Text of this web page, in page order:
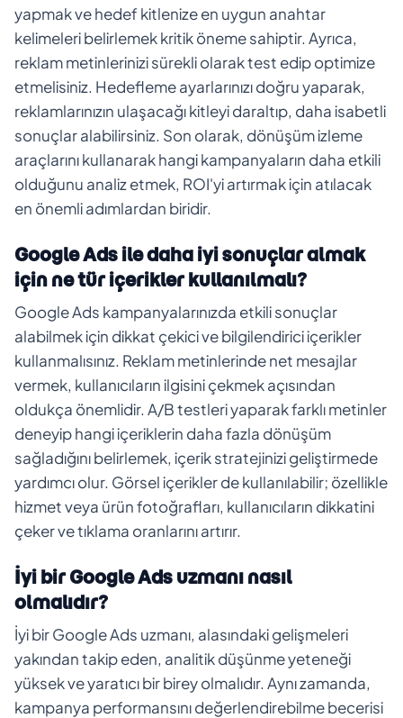
yapmak ve hedef kitlenize en uygun anahtar
kelimeleri belirlemek kritik öneme sahiptir. Ayrıca,
reklam metinlerinizi sürekli olarak test edip optimize
etmelisiniz. Hedefleme ayarlarınızı doğru yaparak,
reklamlarınızın ulaşacağı kitleyi daraltıp, daha isabetli
sonuçlar alabilirsiniz. Son olarak, dönüşüm izleme
araçlarını kullanarak hangi kampanyaların daha etkili
olduğunu analiz etmek, ROI'yi artırmak için atılacak
en önemli adımlardan biridir.
Google Ads ile daha iyi sonuçlar almak
için ne tür içerikler kullanılmalı?
Google Ads kampanyalarınızda etkili sonuçlar
alabilmek için dikkat çekici ve bilgilendirici içerikler
kullanmalısınız. Reklam metinlerinde net mesajlar
vermek, kullanıcıların ilgisini çekmek açısından
oldukça önemlidir. A/B testleri yaparak farklı metinler
deneyip hangi içeriklerin daha fazla dönüşüm
sağladığını belirlemek, içerik stratejinizi geliştirmede
yardımcı olur. Görsel içerikler de kullanılabilir; özellikle
hizmet veya ürün fotoğrafları, kullanıcıların dikkatini
çeker ve tıklama oranlarını artırır.
İyi bir Google Ads uzmanı nasıl
olmalıdır?
İyi bir Google Ads uzmanı, alasındaki gelişmeleri
yakından takip eden, analitik düşünme yeteneği
yüksek ve yaratıcı bir birey olmalıdır. Aynı zamanda,
kampanya performansını değerlendirebilme becerisi